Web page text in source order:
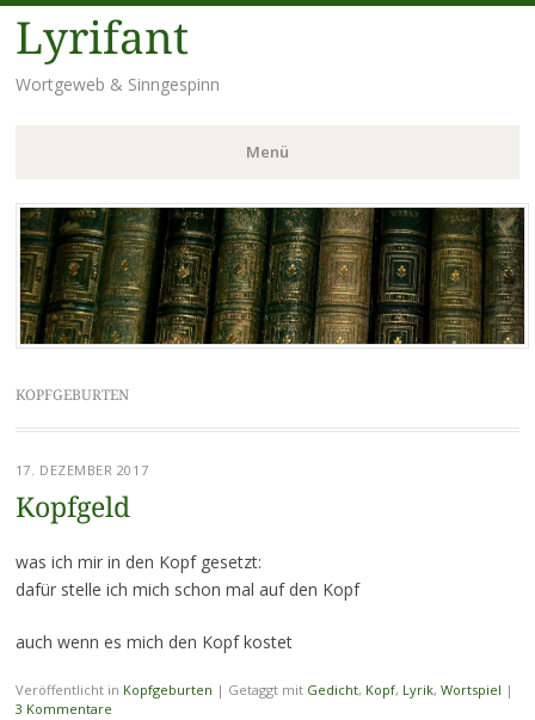
Lyrifant
Wortgeweb & Sinngespinn
Menü
Zum
Inhalt
springen
KOPFGEBURTEN
17. DEZEMBER 2017
Kopfgeld
was ich mir in den Kopf gesetzt:
dafür stelle ich mich schon mal auf den Kopf
auch wenn es mich den Kopf kostet
Veröffentlicht in Kopfgeburten | Getaggt mit Gedicht, Kopf, Lyrik, Wortspiel |
3 Kommentare